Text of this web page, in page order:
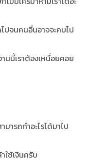
จนคนอื่นอาจจะคบไป
นนี้เราต้องเหนื่อยคอย
ารถทำอะไรได้มาไป
ใช้เงินครับ